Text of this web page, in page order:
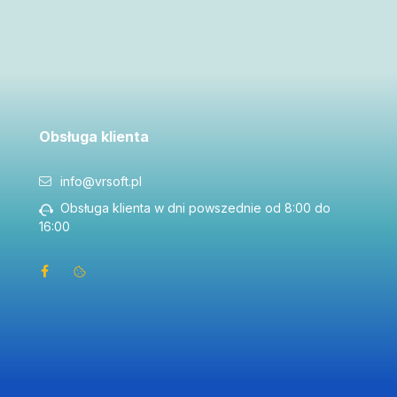
Obsługa klienta
info@vrsoft.pl
Obsługa klienta w dni powszednie od 8:00 do
16:00